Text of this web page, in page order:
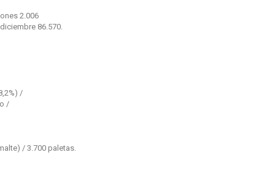
2.006
86.570.
/
/
/ 3.700 paletas.